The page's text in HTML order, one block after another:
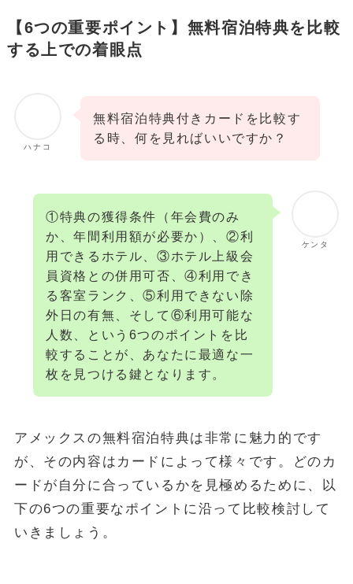
【6つの重要ポイント】無料宿泊特典を比較
する上での着眼点
ハナコ
無料宿泊特典付きカードを比較す
る時、何を見ればいいですか？
ケンタ
①特典の獲得条件（年会費のみ
か、年間利用額が必要か）、②利
用できるホテル、③ホテル上級会
員資格との併用可否、④利用でき
る客室ランク、⑤利用できない除
外日の有無、そして⑥利用可能な
人数、という6つのポイントを比
較することが、あなたに最適な一
枚を見つける鍵となります。
アメックスの無料宿泊特典は非常に魅力的です
が、その内容はカードによって様々です。どのカ
ードが自分に合っているかを見極めるために、以
下の6つの重要なポイントに沿って比較検討して
いきましょう。